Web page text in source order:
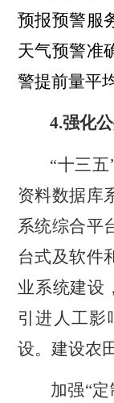
预报预警服
天气预警准
警提前量平
4.强化
“十三五
资料数据库
系统综合平
台式及软件
业系统建设
引进人工影
设。建设农
加强“